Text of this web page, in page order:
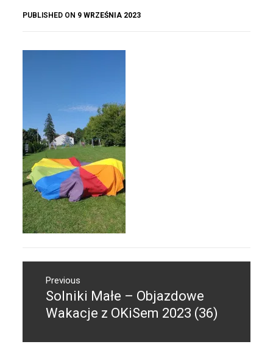
PUBLISHED ON 9 WRZEŚNIA 2023
wpisuPrevious
Previous
post:
Solniki Małe – Objazdowe
Wakacje z OKiSem 2023 (36)